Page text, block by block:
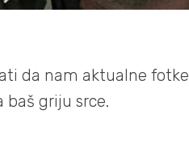
da nam aktualne fotke
baš griju srce.